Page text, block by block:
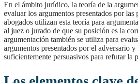
En el ámbito jurídico, la teoría de la argumentación se aplica para
evaluar los argumentos presentados por
abogados utilizan esta teoría para
al juez o jurado de que su posición es la
argumentación también se utiliza para
argumentos presentados por el adversario
suficientemente persuasivos para refutar la